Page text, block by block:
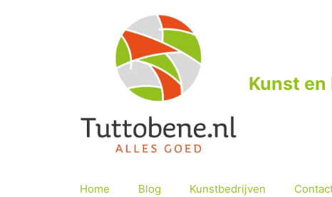
Kunst
Home Blog Kunstbedrijven